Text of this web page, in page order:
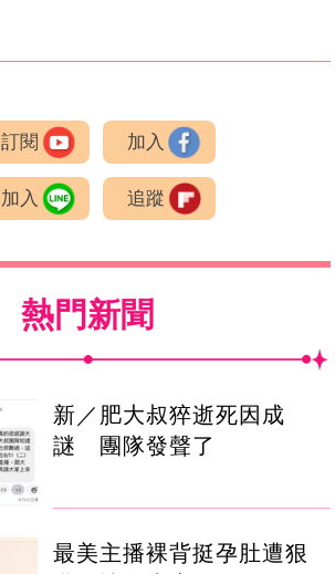
訂閱 加入
加入 追蹤
熱門新聞
新／肥大叔猝逝死因成
謎 團隊發聲了
最美主播裸背挺孕肚遭狠